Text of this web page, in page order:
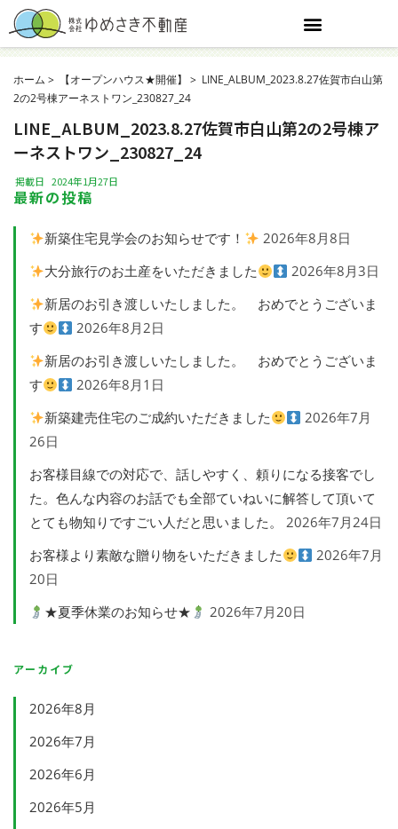
ホーム 【オープンハウス★開催】
LINE_ALBUM_2023.8.27佐賀市白山第
2の2号棟アーネストワン_230827_24
LINE_ALBUM_2023.8.27佐賀市白山第2の2号棟ア
ーネストワン_230827_24
掲載日 2024年1月27日
最新の投稿
新築住宅見学会のお知らせです！
2026年8月8日
大分旅行のお土産をいただきました
2026年8月3日
新居のお引き渡しいたしました。 おめでとうございま
す
2026年8月2日
新居のお引き渡しいたしました。 おめでとうございま
す
2026年8月1日
新築建売住宅のご成約いただきました
2026年7月
26日
お客様目線での対応で、話しやすく、頼りになる接客でし
た。色んな内容のお話でも全部ていねいに解答して頂いて
とても物知りですごい人だと思いました。
2026年7月24日
お客様より素敵な贈り物をいただきました
2026年7月
20日
★夏季休業のお知らせ★
2026年7月20日
アーカイブ
2026年8月
2026年7月
2026年6月
2026年5月